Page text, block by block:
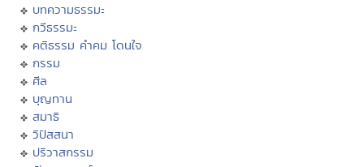
บทความธรรมะ
กวีธรรมะ
คติธรรม คำคม โดนใจ
กรรม
ศีล
บุญทาน
สมาธิ
วิปัสสนา
ปริวาสกรรม